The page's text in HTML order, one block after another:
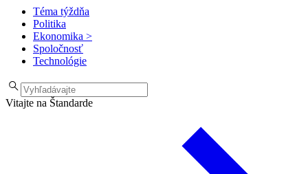
Téma týždňa
Politika
Ekonomika >
Spoločnosť
Technológie
Vitajte na Štandarde